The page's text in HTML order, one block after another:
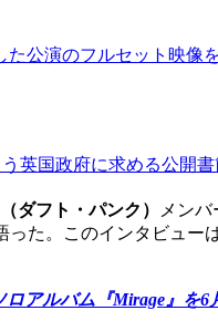
公演のフルセット映像
英国政府に求める公開書
ダフト・パンク） メンバ
た。このインタビュー
アルバム『Mirage』を6